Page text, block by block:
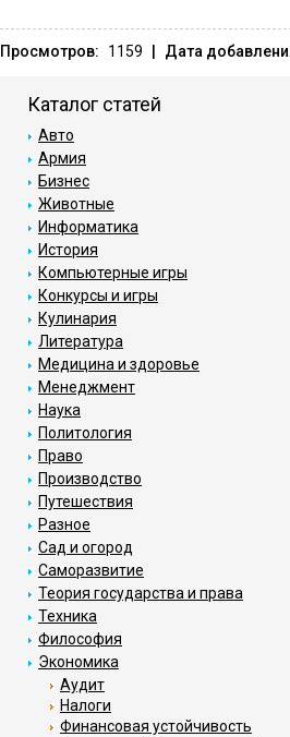
Просмотров: 1159 Дата
Каталог статей
Авто
Армия
Бизнес
Животные
Информатика
История
Компьютерные игры
Конкурсы и игры
Кулинария
Литература
Медицина и здоровье
Менеджмент
Наука
Политология
Право
Производство
Путешествия
Разное
Сад и огород
Саморазвитие
Теория государства и права
Техника
Философия
Экономика
Аудит
Налоги
Финансовая устойчивость